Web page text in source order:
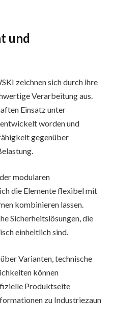
und
zeichnen sich durch ihre
Verarbeitung aus.
Einsatz unter
worden und
gegenüber
modularen
die Elemente flexibel mit
kombinieren lassen.
Sicherheitslösungen, die
einheitlich sind.
Varianten, technische
können
Produktseite
zu Industriezaun